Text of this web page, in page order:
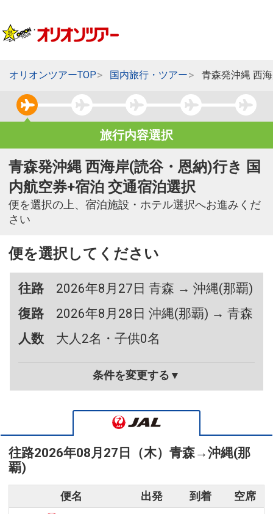
オリオンツアーTOP 国内旅行・ツアー 青森発沖縄 西
旅行内容選択
青森発沖縄 西海岸(読谷・恩納)行き 国
内航空券+宿泊 交通宿泊選択
便を選択の上、宿泊施設・ホテル選択へお進みくだ
さい
便を選択してください
往路
2026年8月27日 青森 → 沖縄(那覇)
復路
2026年8月28日 沖縄(那覇) → 青森
人数
大人2名・子供0名
条件を変更する▼
往路2026年08月27日（木） 青森→沖縄(那
覇)
便名 出発 到着 空席